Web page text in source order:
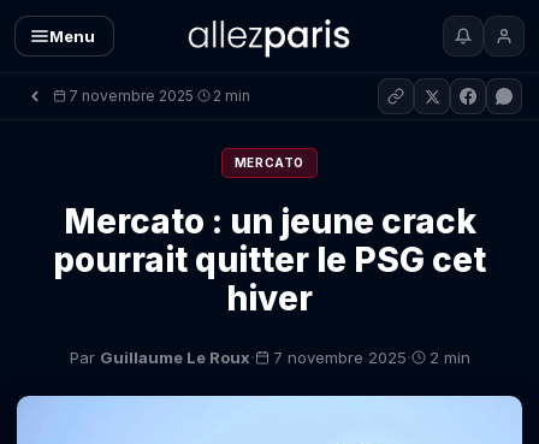
Menu
7 novembre 2025· 2 min
MERCATO
Mercato : un jeune crack
pourrait quitter le PSG cet
hiver
Par Guillaume Le Roux· 7 novembre 2025· 2 min